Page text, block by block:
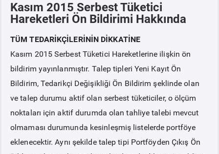
ÖRNEK FİNANS BELGELERİ
VADELİ ELEKTRİK PİYASASI
PİYASAKAYITSÜRECİ
SERBEST TÜKETİCİ
MALİ UZLAŞTIRMA
Kasım 2015 Serbest Tüketici
Hareketleri Ön Bildirimi Hakkında
TÜM TEDARİKÇİLERİNİN DİKKATİNE
Kasım 2015 Serbest Tüketici Hareketlerine ilişkin ön
bildirim yayınlanmıştır. Talep tipleri Yeni Kayıt Ön
Bildirim, Tedarikçi Değişikliği Ön Bildirim şeklinde olan
ve talep durumu aktif olan serbest tüketiciler, o ölçüm
noktaları için aktif durumda olan tahliye talebi mevcut
olmaması durumunda kesinleşmiş listelerde portföye
eklenecektir. Aynı şekilde talep tipi Portföyden Çıkış Ön